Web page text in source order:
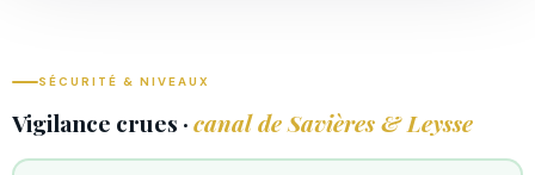
SÉCURITÉ & NIVEAUX
Vigilance crues ·canal de Savières & Leysse